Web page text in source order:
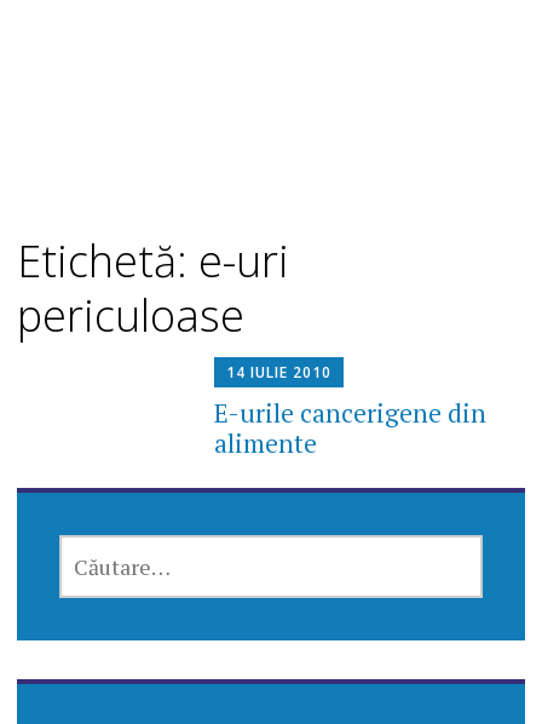
Etichetă: e-uri
periculoase
14 IULIE 2010
E-urile cancerigene din
alimente
DUPĂ: